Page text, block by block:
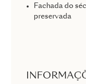
Fachada do
preservada